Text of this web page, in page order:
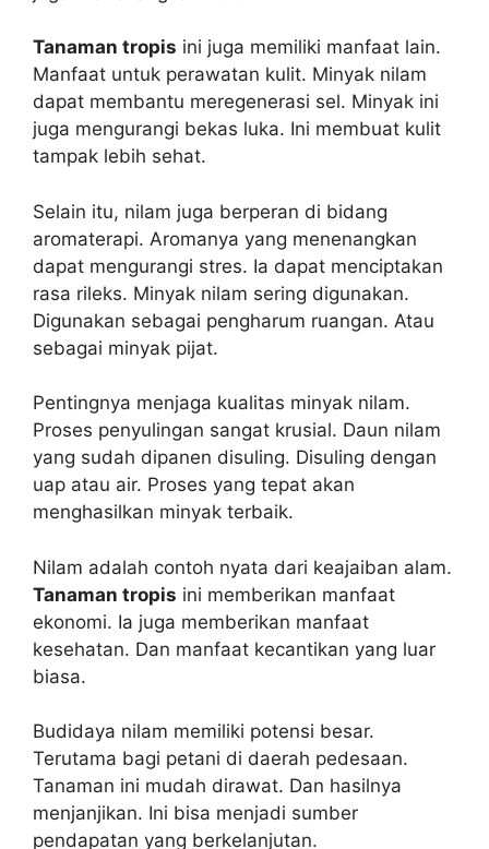
Tanaman tropis ini juga memiliki manfaat lain.
Manfaat untuk perawatan kulit. Minyak nilam
dapat membantu meregenerasi sel. Minyak ini
juga mengurangi bekas luka. Ini membuat kulit
tampak lebih sehat.
Selain itu, nilam juga berperan di bidang
aromaterapi. Aromanya yang menenangkan
dapat mengurangi stres. Ia dapat menciptakan
rasa rileks. Minyak nilam sering digunakan.
Digunakan sebagai pengharum ruangan. Atau
sebagai minyak pijat.
Pentingnya menjaga kualitas minyak nilam.
Proses penyulingan sangat krusial. Daun nilam
yang sudah dipanen disuling. Disuling dengan
uap atau air. Proses yang tepat akan
menghasilkan minyak terbaik.
Nilam adalah contoh nyata dari keajaiban alam.
Tanaman tropis ini memberikan manfaat
ekonomi. Ia juga memberikan manfaat
kesehatan. Dan manfaat kecantikan yang luar
biasa.
Budidaya nilam memiliki potensi besar.
Terutama bagi petani di daerah pedesaan.
Tanaman ini mudah dirawat. Dan hasilnya
menjanjikan. Ini bisa menjadi sumber
pendapatan yang berkelanjutan.